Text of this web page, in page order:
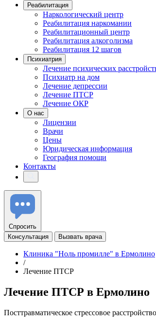
Реабилитация
Наркологический центр
Реабилитация наркомании
Реабилитационный центр
Реабилитация алкоголизма
Реабилитация 12 шагов
Психиатрия
Лечение психических
Психиатр на дом
Лечение депрессии
Лечение ПТСР
Лечение ОКР
О нас
Лицензии
Врачи
Цены
Юридическая информация
География помощи
Контакты
Спросить
Консультация
Вызвать врача
Клиника "Ноль промилле" в Ермолино
/
Лечение ПТСР
Лечение ПТСР в Ермолино
Посттравматическое стрессовое